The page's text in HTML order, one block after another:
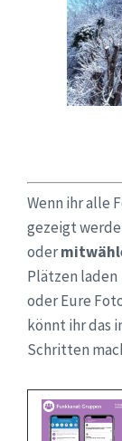
Wenn ihr alle
gezeigt
oder
Plätzen laden
oder Eure
könnt ihr das
Schritten